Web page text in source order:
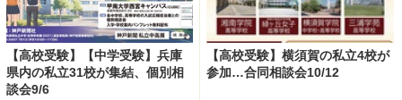
【高校受験】【中学受験】兵庫
県内の私立31校が集結、個別相
談会9/6
【高校受験】横須賀の私立4校が
参加…合同相談会10/12